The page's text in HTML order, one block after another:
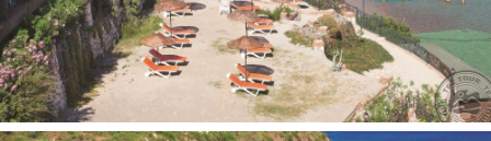
Vandens aerobika
Paplūdimio tinklinis
Smiginis
Stalo tenisas
Krepšinis
Mini futbolas